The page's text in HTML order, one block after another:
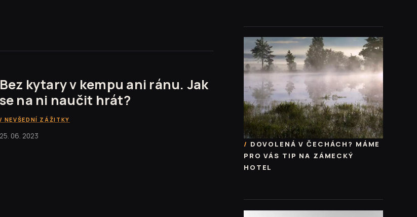
Bez kytary v kempu ani ránu. Jak
se na ni naučit hrát?
NEVŠEDNÍ ZÁŽITKY
25. 06. 2023
DOVOLENÁ V ČECHÁCH? MÁME
PRO VÁS TIP NA ZÁMECKÝ
HOTEL